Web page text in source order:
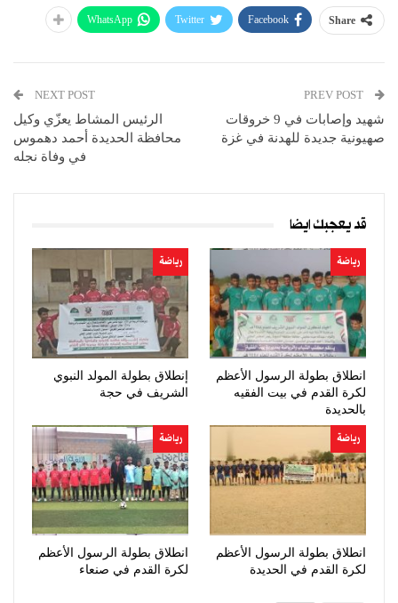
Share
Facebook
Twitter
WhatsApp
شهيد وإصابات في 9 خروقات
صهيونية جديدة للهدنة في غزة
NEXT POST
الرئيس المشاط يعزّي وكيل
محافظة الحديدة أحمد دهموس
في وفاة نجله
قد يعجبك ايضا
رياضة
انطلاق بطولة الرسول الأعظم
لكرة القدم في بيت الفقيه
بالحديدة
رياضة
إنطلاق بطولة المولد النبوي
الشريف في حجة
رياضة
انطلاق بطولة الرسول الأعظم
لكرة القدم في الحديدة
رياضة
انطلاق بطولة الرسول الأعظم
لكرة القدم في صنعاء